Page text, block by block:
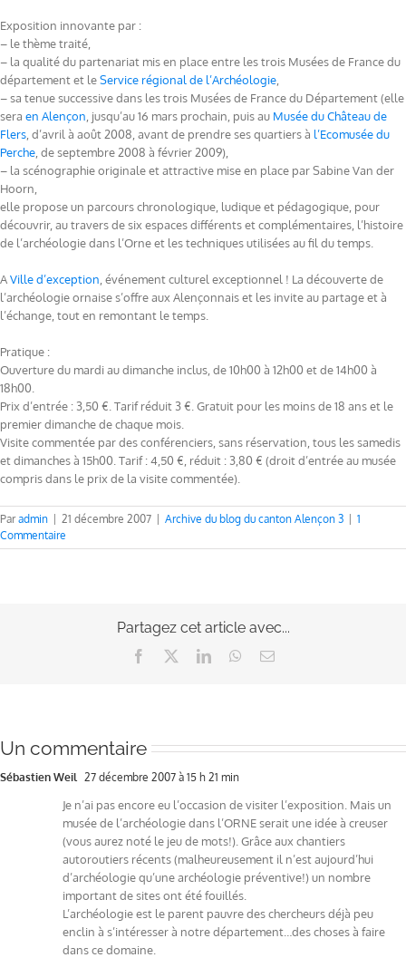
Exposition innovante par :
– le thème traité,
– la qualité du partenariat mis en place entre les trois Musées de France du
département et leService régional de l’Archéologie
– sa tenue successive dans les trois Musées de France du Département (elle
sera en Alençon , jusqu’au 16 mars prochain, puis au Musée du Château de
Flers , d’avril à août 2008, avant de prendre ses quartiers à l’Ecomusée du
Perche , de septembre 2008 à février 2009),
– la scénographie originale et attractive mise en place par Sabine Van der
Hoorn,
elle propose un parcours chronologique, ludique et pédagogique, pour
découvrir, au travers de six espaces différents et complémentaires, l’histoire
de l’archéologie dans l’Orne et les techniques utilisées au fil du temps.
AVille d’exception , événement culturel exceptionnel ! La découverte de
l’archéologie ornaise s’offre aux Alençonnais et les invite au partage et à
l’échange, tout en remontant le temps.
Pratique :
Ouverture du mardi au dimanche inclus, de 10h00 à 12h00 et de 14h00 à
18h00.
Prix d’entrée : 3,50 €. Tarif réduit 3 €. Gratuit pour les moins de 18 ans et le
premier dimanche de chaque mois.
Visite commentée par des conférenciers, sans réservation, tous les samedis
et dimanches à 15h00. Tarif : 4,50 €, réduit : 3,80 € (droit d’entrée au musée
compris dans le prix de la visite commentée).
Paradmin 21 décembre 2007 Archive du blog du canton Alençon 3
1
Commentaire
Partagez cet article avec...
Facebook LinkedInWhatsApp
Email
Un commentaire
Sébastien Weil 27 décembre 2007 à 15 h 21 min
Je n’ai pas encore eu l’occasion de visiter l’exposition. Mais un
musée de l’archéologie dans l’ORNE serait une idée à creuser
(vous aurez noté le jeu de mots!). Grâce aux chantiers
autoroutiers récents (malheureusement il n’est aujourd’hui
d’archéologie qu’une archéologie préventive!) un nombre
important de sites ont été fouillés.
L’archéologie est le parent pauvre des chercheurs déjà peu
enclin à s’intéresser à notre département…des choses à faire
dans ce domaine.